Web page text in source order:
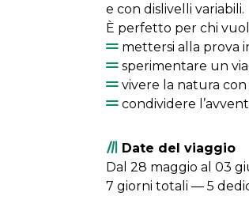
e con dislivelli variabili.
È perfetto per chi
mettersi alla prova
sperimentare un
vivere la natura
condividere
Date del viaggio
Dal 28 maggio al 03
7 giorni totali — 5